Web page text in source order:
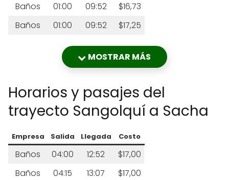
Baños
01:00 09:52
$16,73
Baños
01:00 09:52
$17,25
02:30 11:22
$17,25
03:15 12:07
$17,25
Baños
16:15 01:07 $13,80
MOSTRAR MÁS
Horarios y pasajes del
trayecto Sangolquí a Sacha
Empresa Salida Llegada Costo
Baños 04:00 12:52
$17,00
Baños
04:15 13:07 $17,00